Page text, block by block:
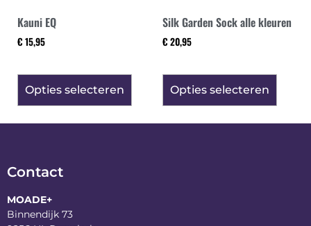
Kauni EQ
€ 15,95
Opties selecteren
Silk Garden Sock alle kleuren
€ 20,95
Opties selecteren
Contact
MOADE+
Binnendijk 73